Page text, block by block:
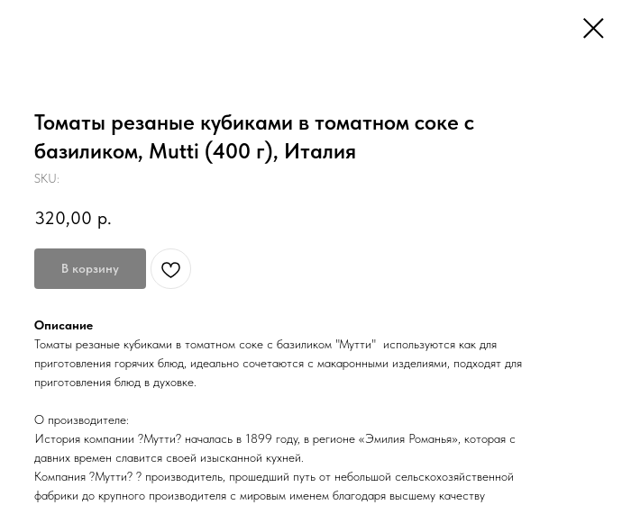
Томаты резаные кубиками в томатном соке с
базиликом, Mutti (400 г), Италия
SKU:
320,00 р.
В корзину
Описание
Томаты резаные кубиками в томатном соке с базиликом "Мутти" используются как для
приготовления горячих блюд, идеально сочетаются с макаронными изделиями, подходят для
приготовления блюд в духовке.
О производителе:
История компании ?Мутти? началась в 1899 году, в регионе «Эмилия Романья», которая с
давних времен славится своей изысканной кухней.
Компания ?Мутти? ? производитель, прошедший путь от небольшой сельскохозяйственной
фабрики до крупного производителя с мировым именем благодаря высшему качеству